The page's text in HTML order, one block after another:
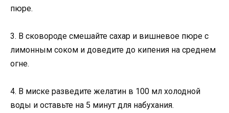
пюре.
3. В сковороде смешайте сахар и вишневое пюре с
лимонным соком и доведите до кипения на среднем
огне.
4. В миске разведите желатин в 100 мл холодной
воды и оставьте на 5 минут для набухания.